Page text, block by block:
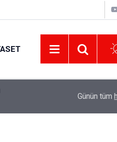
ErzurumGünün tüm